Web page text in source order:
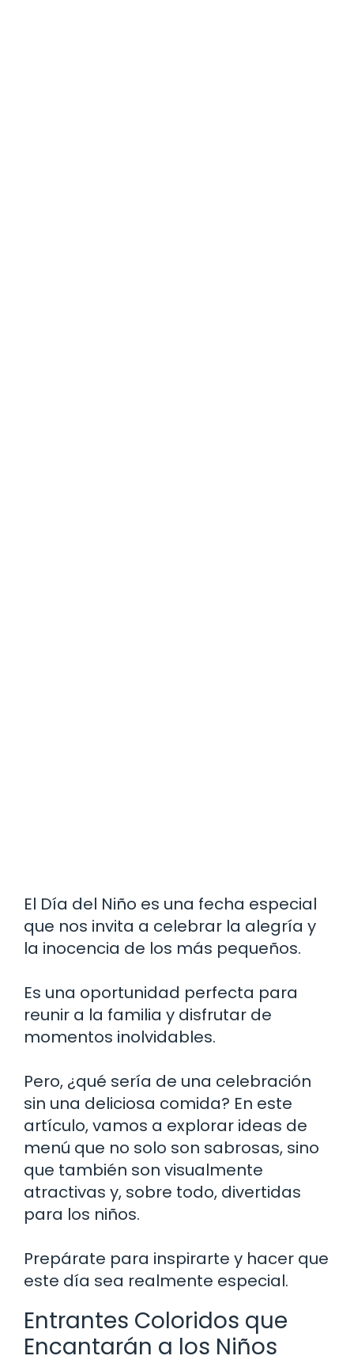
El Día del Niño es una fecha especial
que nos invita a celebrar la alegría y
la inocencia de los más pequeños.
Es una oportunidad perfecta para
reunir a la familia y disfrutar de
momentos inolvidables.
Pero, ¿qué sería de una celebración
sin una deliciosa comida? En este
artículo, vamos a explorar ideas de
menú que no solo son sabrosas, sino
que también son visualmente
atractivas y, sobre todo, divertidas
para los niños.
Prepárate para inspirarte y hacer que
este día sea realmente especial.
Entrantes Coloridos que
Encantarán a los Niños